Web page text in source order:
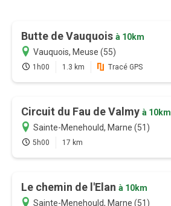
Butte de Vauquois à 10km
Vauquois, Meuse (55)
1h00 1.3 km Tracé GPS
Circuit du Fau de Valmy à 10km
Sainte-Menehould, Marne (51)
5h00 17 km
Le chemin de l'Elan à 10km
Sainte-Menehould, Marne (51)